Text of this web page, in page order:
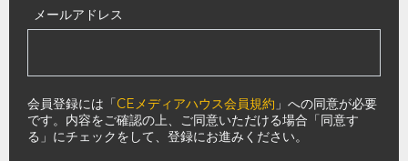
メールアドレス
会員登録には「CEメディアハウス会員規約 」への同意が必要
です。内容をご確認の上、ご同意いただける場合「同意す
る」にチェックをして、登録にお進みください。